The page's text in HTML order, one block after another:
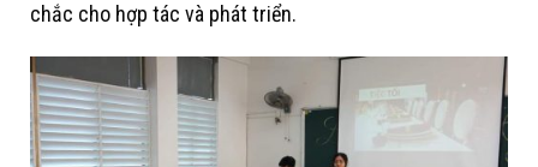
chắc cho hợp tác và phát triển.